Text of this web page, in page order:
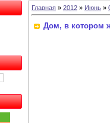
Главная » 2012 » Июнь »
Дом, в котором